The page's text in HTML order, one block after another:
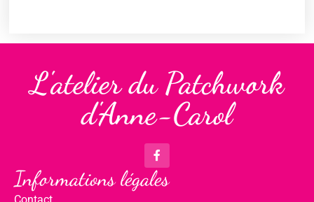
L'atelier du Patchwork
d'Anne-Carol
Informations légales
Contact